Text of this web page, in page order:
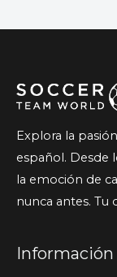
Explora la
español. Desde
la emoción de
nunca antes. Tu